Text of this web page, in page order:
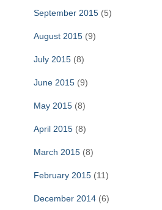
September 2015 (5)
August 2015 (9)
July 2015 (8)
June 2015 (9)
May 2015 (8)
April 2015 (8)
March 2015 (8)
February 2015 (11)
December 2014 (6)